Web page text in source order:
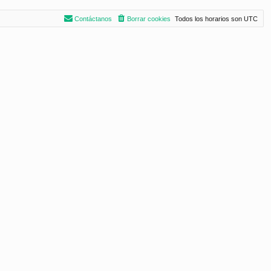
Todos los horarios son UTC
Borrar cookies
Contáctanos